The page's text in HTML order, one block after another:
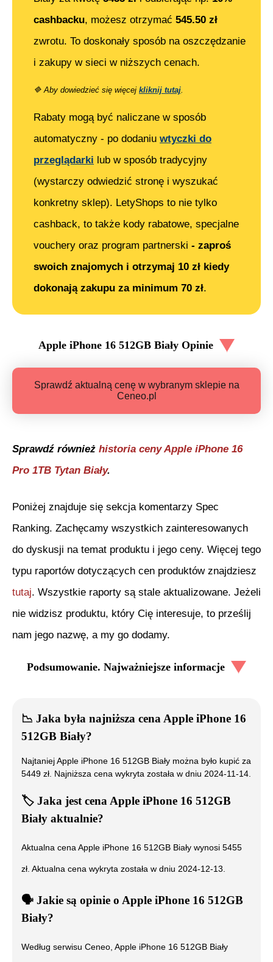
cashbacku, możesz otrzymać 545.50 zł
zwrotu. To doskonały sposób na oszczędzanie
i zakupy w sieci w niższych cenach.
🔷 Aby dowiedzieć się więcej kliknij tutaj.
Rabaty mogą być naliczane w sposób
automatyczny - po dodaniu wtyczki do
przeglądarki lub w sposób tradycyjny
(wystarczy odwiedzić stronę i wyszukać
konkretny sklep). LetyShops to nie tylko
cashback, to także kody rabatowe, specjalne
vouchery oraz program partnerski - zaproś
swoich znajomych i otrzymaj 10 zł kiedy
dokonają zakupu za minimum 70 zł.
Apple iPhone 16 512GB Biały Opinie
Sprawdź aktualną cenę w wybranym sklepie na
Ceneo.pl
Sprawdź również historia cenyApple iPhone 16
Pro 1TB Tytan Biały.
Poniżej znajduje się sekcja komentarzy Spec
Ranking. Zachęcamy wszystkich zainteresowanych
do dyskusji na temat produktu i jego ceny. Więcej tego
typu raportów dotyczących cen produktów znajdziesz
tutaj. Wszystkie raporty są stale aktualizowane. Jeżeli
nie widzisz produktu, który Cię interesuje, to prześlij
nam jego nazwę, a my go dodamy.
Podsumowanie. Najważniejsze informacje
📉 Jaka była najniższa cenaApple iPhone 16
512GB Biały?
NajtaniejApple iPhone 16 512GB Biały można było kupić za
5449 zł. Najniższa cena wykryta została w dniu 2024-11-14
🏷️ Jaka jest cena Apple iPhone 16 512GB
Biały aktualnie?
Aktualna cena Apple iPhone 16 512GB Biały wynosi 5455
zł. Aktualna cena wykryta została w dniu 2024-12-13
🗣️ ️ Jakie są opinie o Apple iPhone 16 512GB
Biały?
Według serwisu Ceneo, Apple iPhone 16 512GB Biały